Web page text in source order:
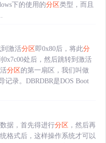
下的使用的分区类型，而且
激活分区即0x80后，将此分
处后，然后跳转到激活
分区的第一扇区，我们叫做
记录。DBRDBR是DOS Boot
据，首先得进行分区 ，然后再
格式后，这样操作系统才可以